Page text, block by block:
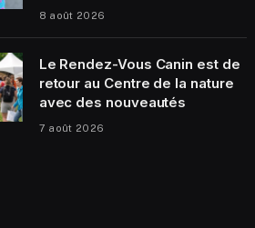
8 août 2026
Le Rendez-Vous Canin est de
retour au Centre de la nature
avec des nouveautés
7 août 2026